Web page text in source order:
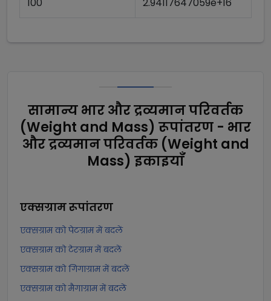
सामान्य भार और द्रव्यमान परिवर्तक
(Weight and Mass) रूपांतरण - भार
और द्रव्यमान परिवर्तक (Weight and
Mass) इकाइयाँ
एक्सग्रामरूपांतरण
एक्सग्राम को पेटग्राम में बदलें
एक्सग्राम को टेरग्राम में बदलें
एक्सग्राम को गिगाग्राम में बदलें
एक्सग्राम को मैगाग्राम में बदलें